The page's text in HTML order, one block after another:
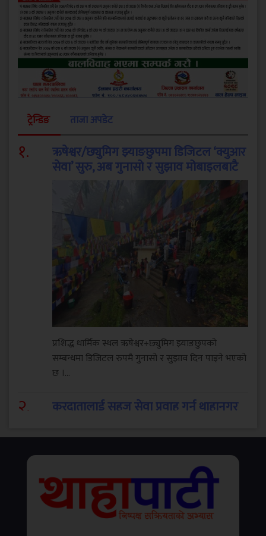
ट्रेन्डिङ ताजा अपडेट
१. ऋषेश्वर/छ्युमिग झ्याङछुपमा डिजिटल ‘क्युआर
सेवा’ सुरु, अब गुनासो र सुझाव मोबाइलबाटै
प्रशिद्ध धार्मिक स्थल ऋषेश्वर÷छ्युमिग झ्याङछुपको
सम्बन्धमा डिजिटल रुपमै गुनासो र सुझाव दिन पाइने भएको
छ ।...
२. करदातालाई सहज सेवा प्रवाह गर्न थाहानगर